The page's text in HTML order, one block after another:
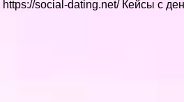
social-dating.net/ Кейсы с